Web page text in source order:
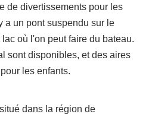
de divertissements pour les
a un pont suspendu sur le
où l'on peut faire du bateau.
sont disponibles, et des aires
les enfants.
dans la région de